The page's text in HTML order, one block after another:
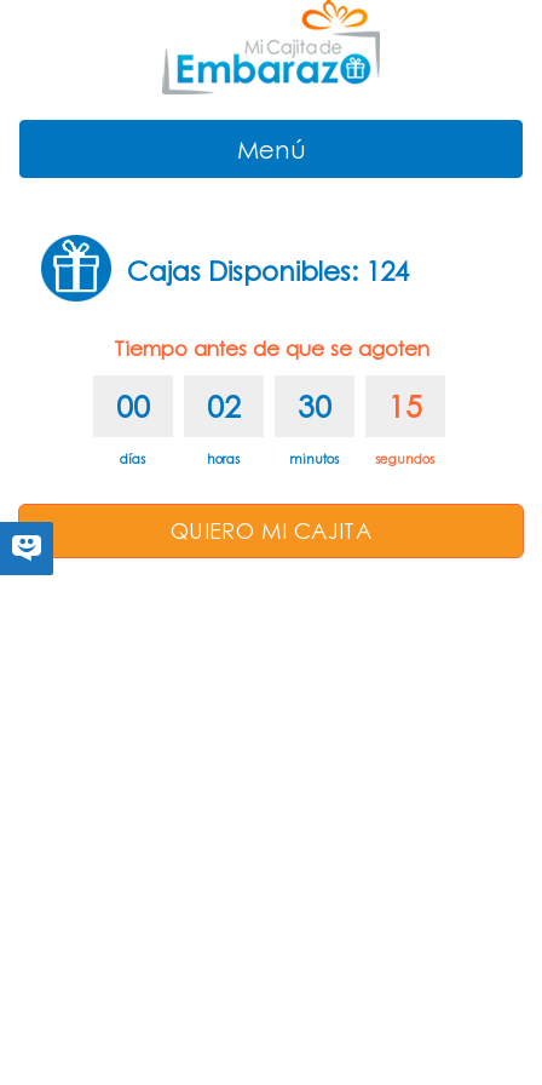
Menú
Cajas Disponibles: 124
Tiempo antes de que se agoten
00 02 30 15
días horas minutos segundos
QUIERO MI CAJITA